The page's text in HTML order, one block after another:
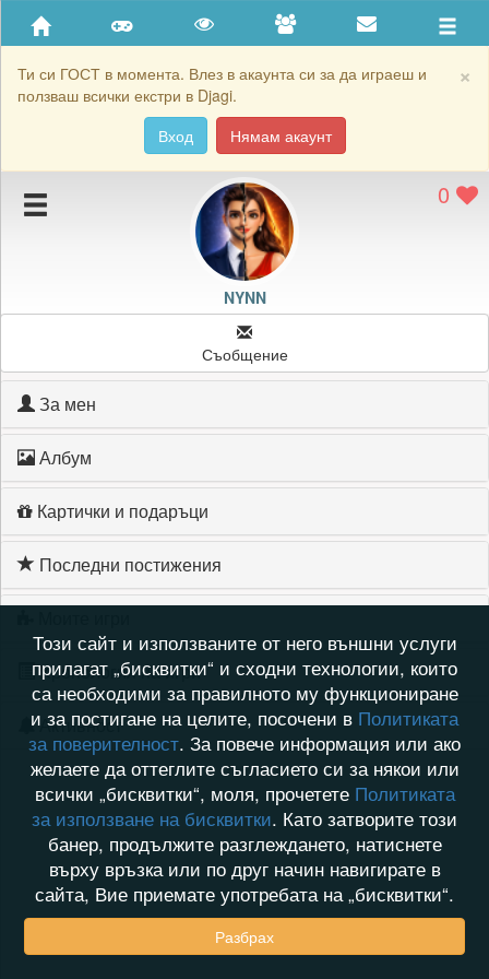
×
Ти си ГОСТ в момента. Влез в акаунта си за да играеш и
ползваш всички екстри в Djagi.
Вход
Нямам акаунт
Приятели
Хронология на игри
Подаръците на NYNN 0
NYNN
Съобщение
За мен
Албум
Картички и подаръци
Последни постижения
Хронология на игри
Активност
Този сайт и използваните от него външни услуги
прилагат „бисквитки“ и сходни технологии, които
са необходими за правилното му функциониране
и за постигане на целите, посочени в Политиката
за поверителност. За повече информация или ако
желаете да оттеглите съгласието си за някои или
всички „бисквитки“, моля, прочетете Политиката
за използване на бисквитки. Като затворите този
банер, продължите разглеждането, натиснете
върху връзка или по друг начин навигирате в
сайта, Вие приемате употребата на „бисквитки“.
Разбрах